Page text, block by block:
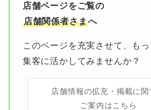
店舗ページをご覧の
店舗関係者さまへ
このページを充実させて、も
集客に活かしてみませんか？
店舗情報の拡充・掲載に関
ご案内はこちら